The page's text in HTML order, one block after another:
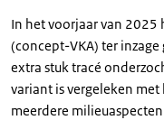
In het voorjaar van
(concept-VKA) ter
extra stuk tracé
variant is vergeleken met
meerdere